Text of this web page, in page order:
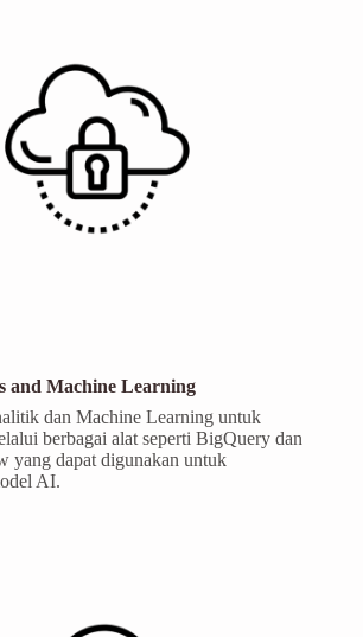
and Machine Learning
dan Machine Learning untuk
berbagai alat seperti BigQuery dan
yang dapat digunakan untuk
AI.